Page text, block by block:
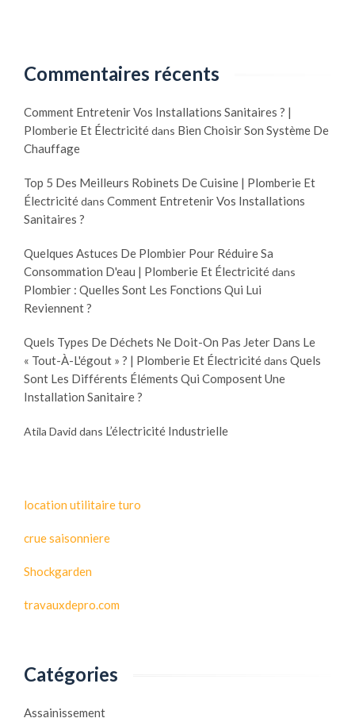
Commentaires récents
Comment Entretenir Vos Installations Sanitaires ? |
Plomberie Et Électricitédans Bien Choisir Son Système De
Chauffage
Top 5 Des Meilleurs Robinets De Cuisine | Plomberie Et
Électricitédans Comment Entretenir Vos Installations
Sanitaires ?
Quelques Astuces De Plombier Pour Réduire Sa
Consommation D'eau | Plomberie Et Électricitédans
Plombier : Quelles Sont Les Fonctions Qui Lui
Reviennent ?
Quels Types De Déchets Ne Doit-On Pas Jeter Dans Le
« Tout-À-L'égout » ? | Plomberie Et Électricitédans Quels
Sont Les Différents Éléments Qui Composent Une
Installation Sanitaire ?
Atila David dans L’électricité Industrielle
location utilitaire turo
crue saisonniere
Shockgarden
travauxdepro.com
Catégories
Assainissement